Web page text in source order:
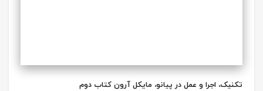
تکنیک، اجرا و عمل در پیانو، مایکل آرون کتاب دوم